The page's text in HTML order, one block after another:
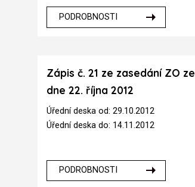
PODROBNOSTI
Zápis č. 21 ze zasedání ZO ze
dne 22. října 2012
Úřední deska od: 29.10.2012
Úřední deska do: 14.11.2012
PODROBNOSTI